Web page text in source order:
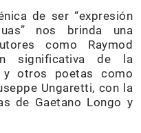
de ser “expresión
nos brinda una
como Raymod
significativa de la
y otros poetas como
Ungaretti, con la
de Gaetano Longo y